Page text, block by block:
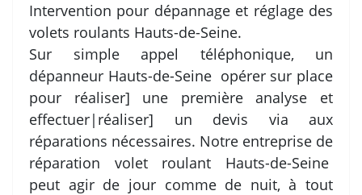
Intervention pour dépannage et réglage des
volets roulants Hauts-de-Seine.
Sur simple appel téléphonique, un
dépanneur Hauts-de-Seine opérer sur place
pour réaliser] une première analyse et
effectuer|réaliser] un devis via aux
réparations nécessaires. Notre entreprise de
réparation volet roulant Hauts-de-Seine
peut agir de jour comme de nuit, à tout